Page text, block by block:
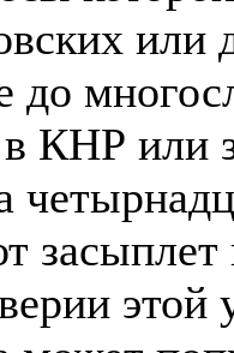
до
в КНР или
этой